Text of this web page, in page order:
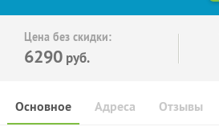
Цена без скидки:
6290 руб.
Основное Отзывы
Адреса